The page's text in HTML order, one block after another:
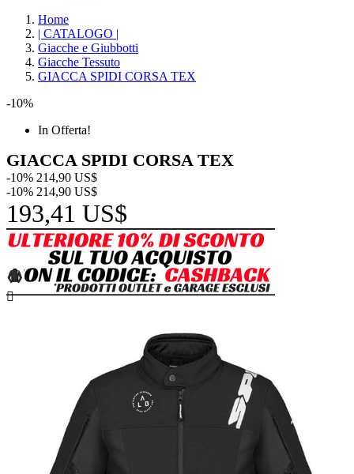
Home
| CATALOGO |
Giacche e Giubbotti
Giacche Tessuto
GIACCA SPIDI CORSA TEX
-10%
In Offerta!
GIACCA SPIDI CORSA TEX
-10% 214,90 US$
-10% 214,90 US$
193,41 US$
